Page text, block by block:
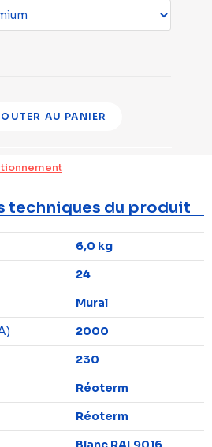
AU PANIER
techniques du produit
6,0 kg
24
Mural
2000
230
Réoterm
Réoterm